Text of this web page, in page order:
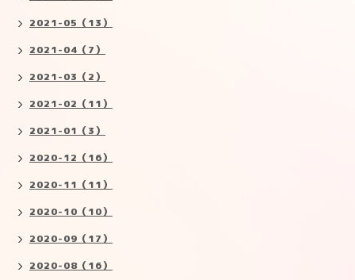
2021-05（13）
2021-04（7）
2021-03（2）
2021-02（11）
2021-01（3）
2020-12（16）
2020-11（11）
2020-10（10）
2020-09（17）
2020-08（16）